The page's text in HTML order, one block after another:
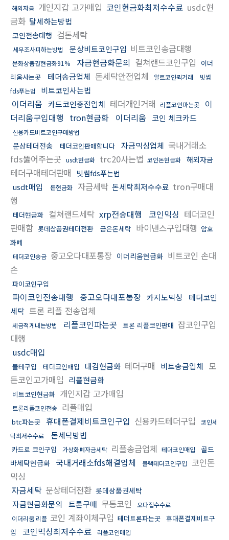
해외자금 개인지갑 고가매입 코인현금화최저수수료 usdc현
금화 탈세하는방법
코인전송대행 검돈세탁
세무조사피하는방법 문상비트코인구입 비트코인송금대행
문화상품권현금화91% 자금현금화문의 컬쳐랜드코인구입
이더
리움사는곳
테더송금업체 돈세탁안전업체 알트코인퀵거래
빗썸
fds푸는법
비트코인사는법
이더리움 카드코인충전업체 테더개인거래 리플코인파는곳
이
더리움구입대행 tron현금화 이더리움 코인 체크카드
신용카드비트코인구매방법
문상테더전송 테더코인판매합니다 자금믹싱업체 국내거래소
fds뚫어주는곳 usdt현금화 trc20사는법 코인돈현금화 해외자금
테더구매테더판매 빗썸fds푸는법
usdt매입 돈현금화 자금세탁 돈세탁최저수수료 tron구매대
행
테더현금화 컬쳐랜드세탁 xrp전송대행 코인믹싱 테더코인
판매함 롯데상품권테더전환 금은돈세탁 바이낸스구입대행 암호
화폐
테더코인송금 중고오다대포통장 이더리움현금화 비트코인 손대
손
파이코인구입
파이코인전송대행 중고오다대포통장 카지노믹싱
테더코인
세탁 트론 리플 전송업체
세금적게내는방법 리플코인파는곳 트론 리플코인판매 잡코인구입
대행
usdc매입
블테구입 테더코인매입 대검현금화 테더구매 비트송금업체 모
든코인고가매입 리플현금화
비트코인현금화 개인지갑 고가매입
트론리플코인전송 리플매입
btc파는곳 휴대폰결제비트코인구입 신용카드테더구입
코인세
탁최저수수료
돈세탁방법
카드로 코인구입 가상화폐자금세탁 리플송금업체 테더코인매입
골드
바세탁현금화 국내거래소fds해결업체 블랙테더코인구입 코인돈
믹싱
자금세탁 문상테더전환 롯데상품권세탁
자금현금화문의 트론구매 무통코인
오다집수수료
이더리움 리플 코인 계좌이체구입 테더트론파는곳 휴대폰결제비트구
입
코인믹싱최저수수료 리플코인매입